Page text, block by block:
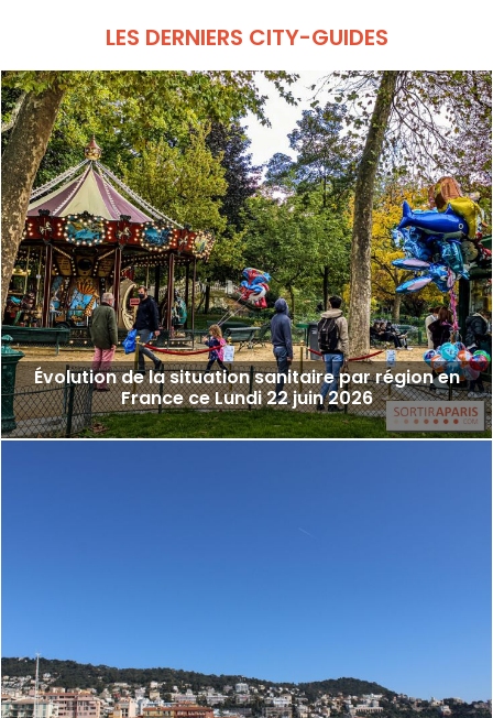
LES DERNIERS CITY-GUIDES
Évolution de la situation sanitaire par région en
France ce Lundi 22 juin 2026